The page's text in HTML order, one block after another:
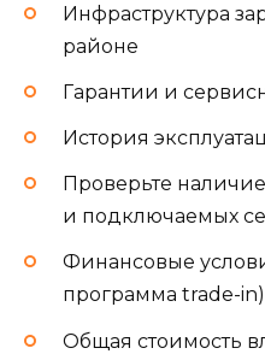
Инфраструктура
районе
Гарантии и
История
Проверьте
и подключаемых
Финансовые
программа trade-in)
Общая стоимость